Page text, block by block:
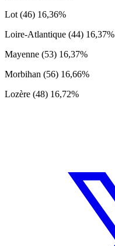
Lot (46) 16,36%
Loire-Atlantique (44) 16,37%
Mayenne (53) 16,37%
Morbihan (56) 16,66%
Lozère (48) 16,72%